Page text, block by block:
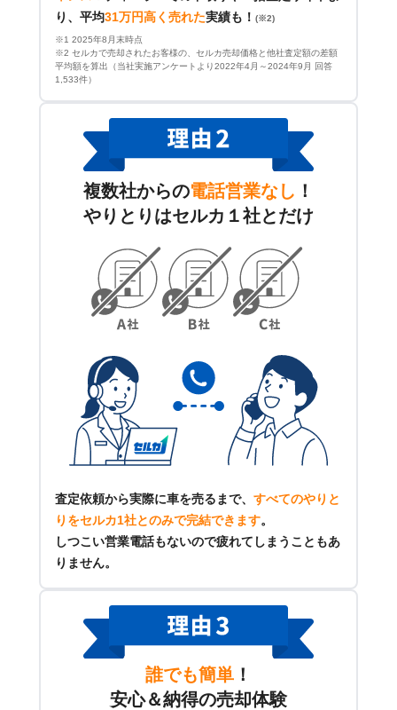
り、平均31万円高く売れた実績も！ (※2)
※1 2025年8月末時点
※2 セルカで売却されたお客様の、セルカ売却価格と他社査定額の差額
平均額を算出（当社実施アンケートより2022年4月～2024年9月 回答
1,533件）
複数社からの電話営業なし ！
やりとりはセルカ１社とだけ
査定依頼から実際に車を売るまで、 すべてのやりと
りをセルカ1社とのみで完結できます。
しつこい営業電話もないので疲れてしまうこともあ
りません。
誰でも簡単 ！
安心＆納得の売却体験